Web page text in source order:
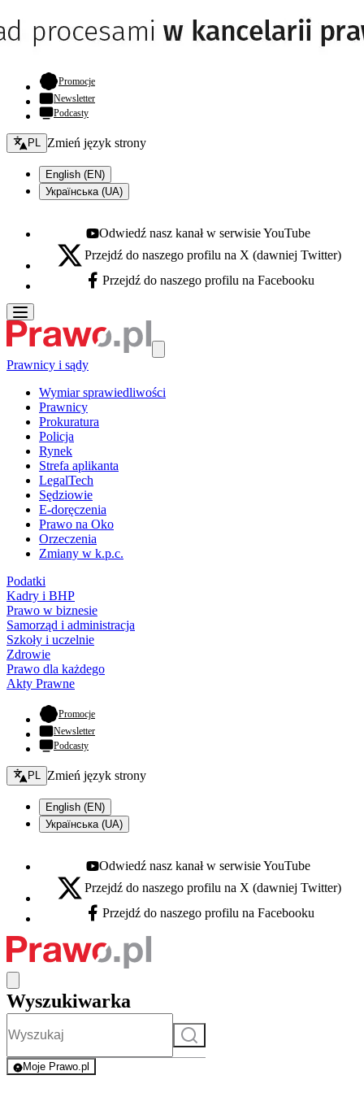
Promocje- otwiera się w nowej karcie
Newsletter
Podcasty
Zmień język - bieżący:
PL Zmień język strony
English (EN)
Українська (UA)
Youtube - otwiera się w nowej karcie
Odwiedź nasz kanał w serwisie YouTube
X - otwiera się w nowej karcie
Przejdź do naszego profilu na X (dawniej Twitter)
Facebook - otwiera się w nowej karcie
Przejdź do naszego profilu na Facebooku
Prawnicy i sądy
Wymiar sprawiedliwości
Prawnicy
Prokuratura
Policja
Rynek
Strefa aplikanta
LegalTech
Sędziowie
E-doręczenia
Prawo na Oko
Orzeczenia
Zmiany w k.p.c.
Podatki
Kadry i BHP
Prawo w biznesie
Samorząd i administracja
Szkoły i uczelnie
Zdrowie
Prawo dla każdego
Akty Prawne
Promocje- otwiera się w nowej karcie
Newsletter
Podcasty
Zmień język - bieżący:
PL Zmień język strony
English (EN)
Українська (UA)
Youtube - otwiera się w nowej karcie
Odwiedź nasz kanał w serwisie YouTube
X - otwiera się w nowej karcie
Przejdź do naszego profilu na X (dawniej Twitter)
Facebook - otwiera się w nowej karcie
Przejdź do naszego profilu na Facebooku
Wyszukiwarka
Szukaj
Moje Prawo.pl
- rejestracja i logowanie do serwisu